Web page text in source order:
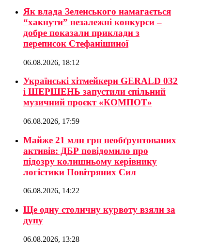
Як влада Зеленського намагається
“хакнути” незалежні конкурси –
добре показали приклади з
переписок Стефанішиної
06.08.2026, 18:12
Українські хітмейкери GERALD 032
і ШЕРШЕНЬ запустили спільний
музичний проєкт «КОМПОТ»
06.08.2026, 17:59
Майже 21 млн грн необґрунтованих
активів: ДБР повідомило про
підозру колишньому керівнику
логістики Повітряних Сил
06.08.2026, 14:22
Ще одну столичну курвоту взяли за
дупу
06.08.2026, 13:28